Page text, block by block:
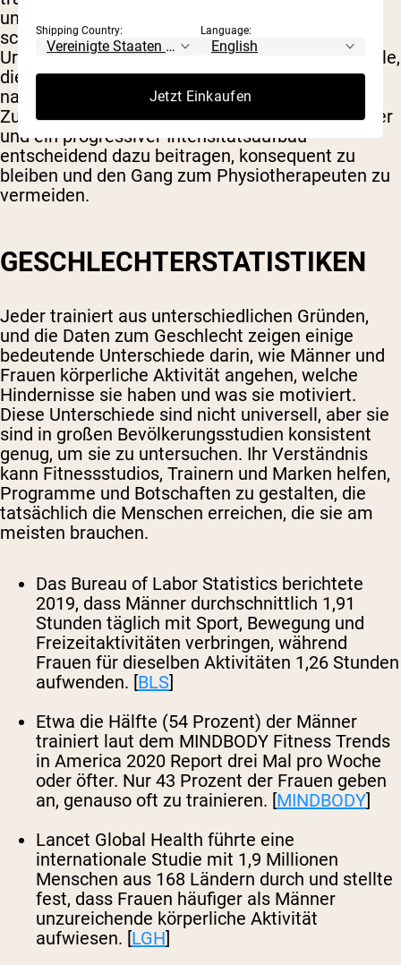
unzureichende Erholung, Übertraining und zu
schnelles Steigern der Intensität sind häufige
Ursachen für sportbedingte Verletzungen. Für alle,
die eine neue Trainingsroutine beginnen oder
nach einer Pause zurückkehren, kann die
Zusammenarbeit mit einem qualifizierten Trainer
und ein progressiver Intensitätsaufbau
entscheidend dazu beitragen, konsequent zu
bleiben und den Gang zum Physiotherapeuten zu
vermeiden.
GESCHLECHTERSTATISTIKEN
Jeder trainiert aus unterschiedlichen Gründen,
und die Daten zum Geschlecht zeigen einige
bedeutende Unterschiede darin, wie Männer und
Frauen körperliche Aktivität angehen, welche
Hindernisse sie haben und was sie motiviert.
Diese Unterschiede sind nicht universell, aber sie
sind in großen Bevölkerungsstudien konsistent
genug, um sie zu untersuchen. Ihr Verständnis
kann Fitnessstudios, Trainern und Marken helfen,
Programme und Botschaften zu gestalten, die
tatsächlich die Menschen erreichen, die sie am
meisten brauchen.
Das Bureau of Labor Statistics berichtete
2019, dass Männer durchschnittlich 1,91
Stunden täglich mit Sport, Bewegung und
Freizeitaktivitäten verbringen, während
Frauen für dieselben Aktivitäten 1,26 Stunden
aufwenden. [BLS]
Etwa die Hälfte (54 Prozent) der Männer
trainiert laut dem MINDBODY Fitness Trends
in America 2020 Report drei Mal pro Woche
oder öfter. Nur 43 Prozent der Frauen geben
an, genauso oft zu trainieren. [MINDBODY]
Lancet Global Health führte eine
internationale Studie mit 1,9 Millionen
Menschen aus 168 Ländern durch und stellte
fest, dass Frauen häufiger als Männer
unzureichende körperliche Aktivität
aufwiesen. [LGH]
Shipping Country: Language:
Jetzt Einkaufen